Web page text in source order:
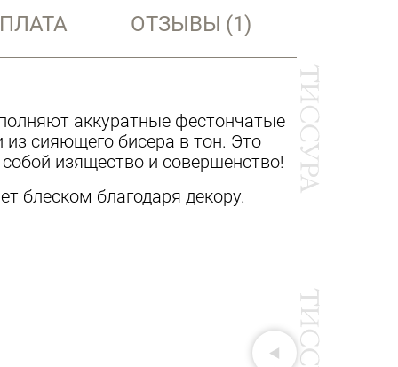
ОТЗЫВЫ (1)
аккуратные фестончатые
сияющего бисера в тон. Это
изящество и совершенство!
блеском благодаря декору.